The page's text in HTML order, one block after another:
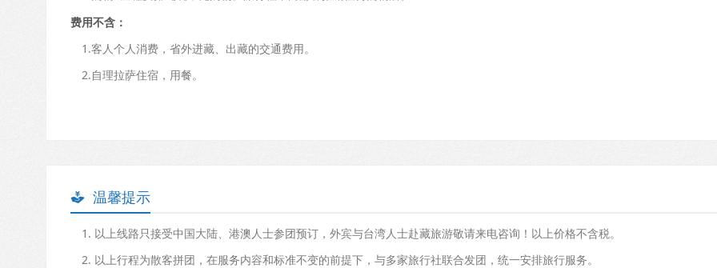
费用不含：
1.客人个人消费，省外进藏、出藏的交通费用。
2.自理拉萨住宿，用餐。
 温馨提示
1. 以上线路只接受中国大陆、港澳人士参团预订，外宾与台湾人士赴藏旅游敬请来电咨询！以上价格不含税。
2. 以上行程为散客拼团，在服务内容和标准不变的前提下，与多家旅行社联合发团，统一安排旅行服务。